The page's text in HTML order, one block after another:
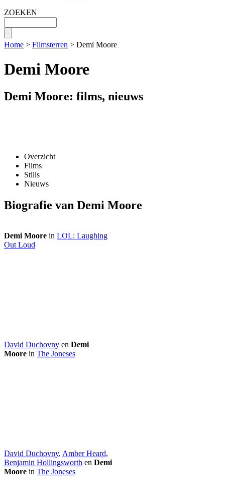
ZOEKEN
Home > Filmsterren > Demi Moore
Demi Moore
Demi Moore: films, nieuws
Overzicht
Films
Stills
Nieuws
Biografie van Demi Moore
Demi Moore in LOL: Laughing
Out Loud
David Duchovny en Demi
Moore in The Joneses
David Duchovny, Amber Heard,
Benjamin Hollingsworth en Demi
Moore in The Joneses